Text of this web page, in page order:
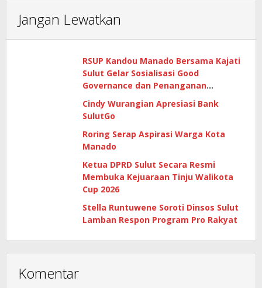
Jangan Lewatkan
RSUP Kandou Manado Bersama Kajati
Sulut Gelar Sosialisasi Good
Governance dan Penanganan
Gratifikasi di Era Digital
Cindy Wurangian Apresiasi Bank
SulutGo
Roring Serap Aspirasi Warga Kota
Manado
Ketua DPRD Sulut Secara Resmi
Membuka Kejuaraan Tinju Walikota
Cup 2026
Stella Runtuwene Soroti Dinsos Sulut
Lamban Respon Program Pro Rakyat
Komentar